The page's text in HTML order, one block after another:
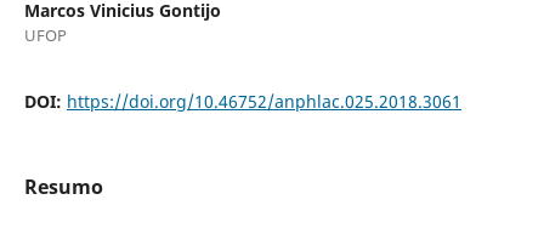
Marcos Vinicius Gontijo
UFOP
DOI: https://doi.org/10.46752/anphlac.025.2018.3061
Resumo